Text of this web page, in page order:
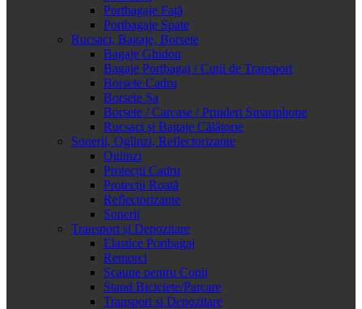
Portbagaje Față
Portbagaje Spate
Rucsaci, Bagaje, Borsete
Bagaje Ghidon
Bagaje Portbagaj / Cutii de Transport
Borsete Cadru
Borsete Șa
Borsete / Carcase / Prinderi Smartphone
Rucsaci și Bagaje Călătorie
Sonerii, Oglinzi, Reflectorizante
Oglinzi
Protecții Cadru
Protecții Roată
Reflectorizante
Sonerii
Transport și Depozitare
Elastice Portbagaj
Remorci
Scaune pentru Copii
Stand Biciclete/Parcare
Transport si Depozitare